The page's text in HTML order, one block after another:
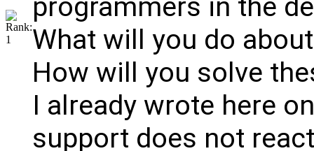
programmers in the
What will you do
How will you solve
I already wrote here
support does not